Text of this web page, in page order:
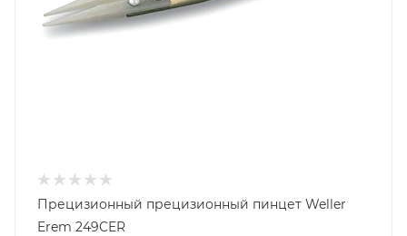
Прецизионный прецизионный пинцет Weller
Erem 249CER